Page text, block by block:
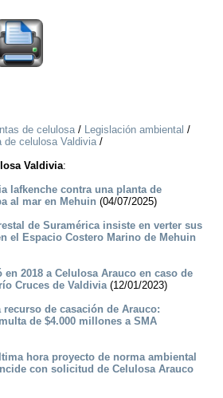
de celulosa/ Legislación ambiental /
de celulosa Valdivia/
Valdivia:
lafkenche contra una planta de
al mar en Mehuin (04/07/2025)
de Suramérica insiste en verter sus
el Espacio Costero Marino de Mehuin
2018 a Celulosa Arauco en caso de
Cruces de Valdivia(12/01/2023)
recurso de casación de Arauco:
de $4.000 millones a SMA
hora proyecto de norma ambiental
con solicitud de Celulosa Arauco